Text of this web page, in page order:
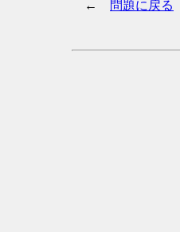
← 問題に戻る